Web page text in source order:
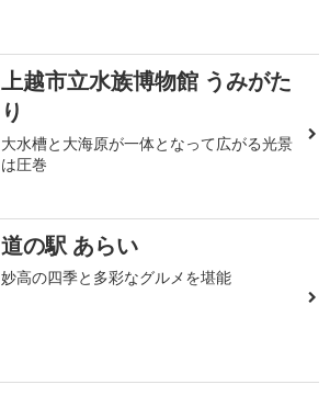
上越市立水族博物館 うみがた
り
大水槽と大海原が一体となって広がる光景
は圧巻
道の駅 あらい
妙高の四季と多彩なグルメを堪能